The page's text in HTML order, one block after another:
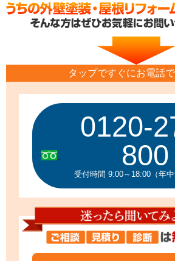
タップですぐにお電話
0120-
800
受付時間 9:00～18:00（年中